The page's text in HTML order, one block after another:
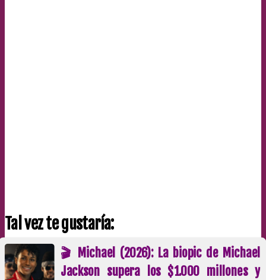
Tal vez te gustaría:
🎬 Michael (2026): La biopic de Michael
Jackson supera los $1.000 millones y